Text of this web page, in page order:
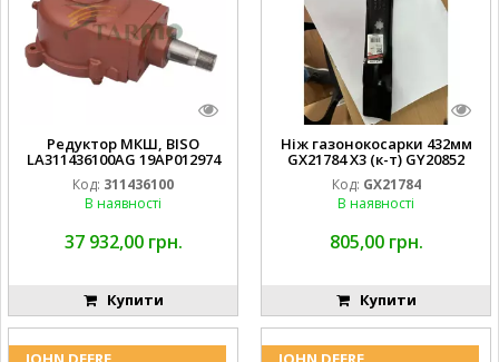
Редуктор МКШ, BISO
LA311436100AG 19AP012974
Laverda EMNIYET
Код: 311436100
В наявності
37 932,00 грн.
Купити
Ніж газонокосарки 432мм
GX21784 X3 (к-т) GY20852
AM137757 AM141035
Код: GX21784
В наявності
805,00 грн.
Купити